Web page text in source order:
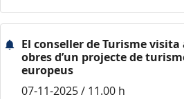
El conseller de Turisme visita
obres d’un projecte de
europeus
07-11-2025 / 11.00 h